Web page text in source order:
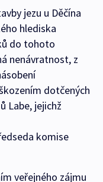
jezu u Děčína
hlediska
do tohoto
nenávratnost, z
dotčených
Labe, jejichž
komise
veřejného zájmu